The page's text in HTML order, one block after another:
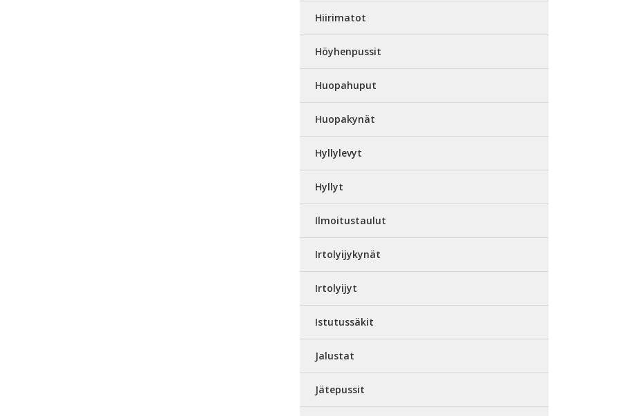
Hiirimatot
Höyhenpussit
Huopahuput
Huopakynät
Hyllylevyt
Hyllyt
Ilmoitustaulut
Irtolyijykynät
Irtolyijyt
Istutussäkit
Jalustat
Jätepussit